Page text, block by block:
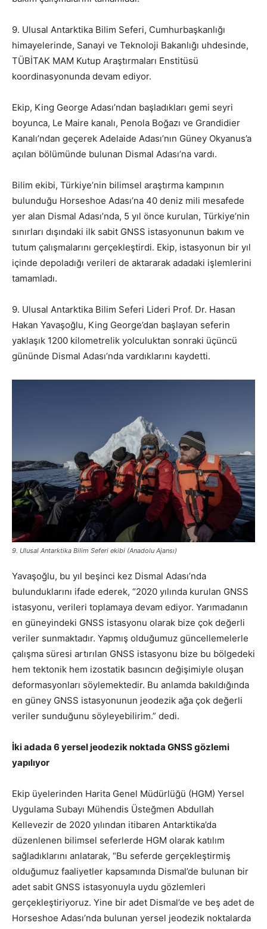
9. Ulusal Antarktika Bilim Seferi, Cumhurbaşkanlığı
himayelerinde, Sanayi ve Teknoloji Bakanlığı uhdesinde,
TÜBİTAK MAM Kutup Araştırmaları Enstitüsü
koordinasyonunda devam ediyor.
Ekip, King George Adası’ndan başladıkları gemi seyri
boyunca, Le Maire kanalı, Penola Boğazı ve Grandidier
Kanalı’ndan geçerek Adelaide Adası’nın Güney Okyanus’a
açılan bölümünde bulunan Dismal Adası’na vardı.
Bilim ekibi, Türkiye’nin bilimsel araştırma kampının
bulunduğu Horseshoe Adası’na 40 deniz mili mesafede
yer alan Dismal Adası’nda, 5 yıl önce kurulan, Türkiye’nin
sınırları dışındaki ilk sabit GNSS istasyonunun bakım ve
tutum çalışmalarını gerçekleştirdi. Ekip, istasyonun bir yıl
içinde depoladığı verileri de aktararak adadaki işlemlerini
tamamladı.
9. Ulusal Antarktika Bilim Seferi Lideri Prof. Dr. Hasan
Hakan Yavaşoğlu, King George’dan başlayan seferin
yaklaşık 1200 kilometrelik yolculuktan sonraki üçüncü
gününde Dismal Adası’nda vardıklarını kaydetti.
9. Ulusal Antarktika Bilim Seferi ekibi (Anadolu Ajansı)
Yavaşoğlu, bu yıl beşinci kez Dismal Adası’nda
bulunduklarını ifade ederek, “2020 yılında kurulan GNSS
istasyonu, verileri toplamaya devam ediyor. Yarımadanın
en güneyindeki GNSS istasyonu olarak bize çok değerli
veriler sunmaktadır. Yapmış olduğumuz güncellemelerle
çalışma süresi artırılan GNSS istasyonu bize bu bölgedeki
hem tektonik hem izostatik basıncın değişimiyle oluşan
deformasyonları söylemektedir. Bu anlamda bakıldığında
en güney GNSS istasyonunun jeodezik ağa çok değerli
veriler sunduğunu söyleyebilirim.” dedi.
İki adada 6 yersel jeodezik noktada GNSS gözlemi
yapılıyor
Ekip üyelerinden Harita Genel Müdürlüğü (HGM) Yersel
Uygulama Subayı Mühendis Üsteğmen Abdullah
Kellevezir de 2020 yılından itibaren Antarktika’da
düzenlenen bilimsel seferlerde HGM olarak katılım
sağladıklarını anlatarak, “Bu seferde gerçekleştirmiş
olduğumuz faaliyetler kapsamında Dismal’de bulunan bir
adet sabit GNSS istasyonuyla uydu gözlemleri
gerçekleştiriyoruz. Yine bir adet Dismal’de ve beş adet de
Horseshoe Adası’nda bulunan yersel jeodezik noktalarda